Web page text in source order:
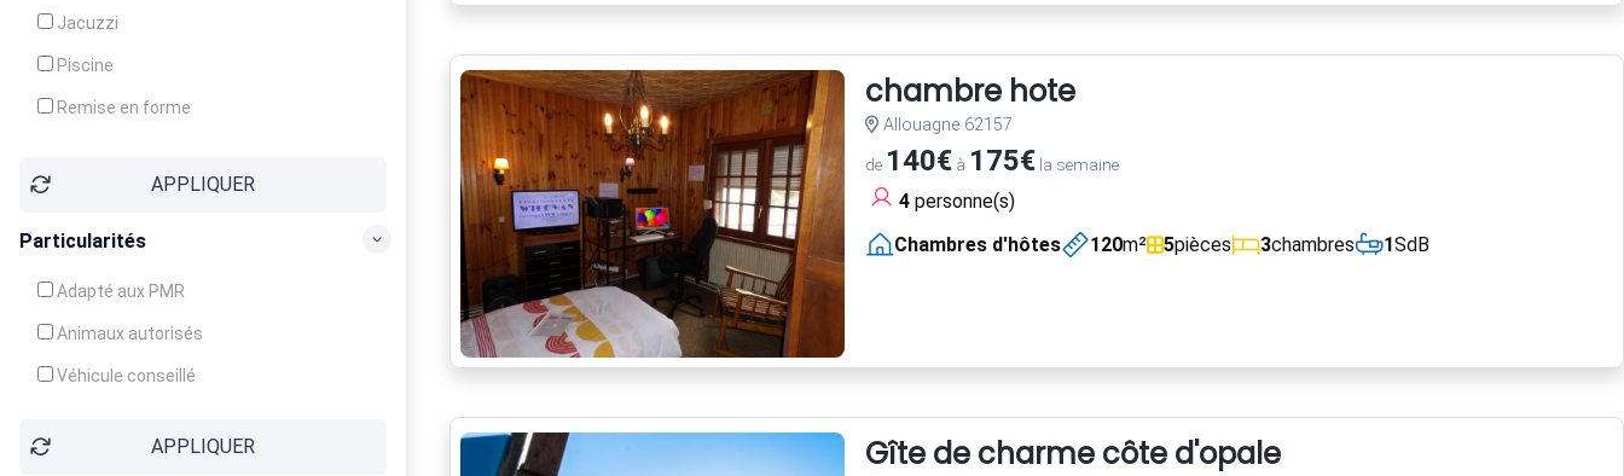
Jacuzzi
Piscine
Remise en forme
Soins du corpsAPPLIQUER
Particularités
Adapté aux PMR
Animaux autorisés
Véhicule conseillé
APPLIQUER
chambre hote
Allouagne 62157
de 140€à 175€la semaine
4personne(s)
Chambres d'hôtes
120m² 5pièces 3chambres 1SdB
Gîte de charme côte d'opale